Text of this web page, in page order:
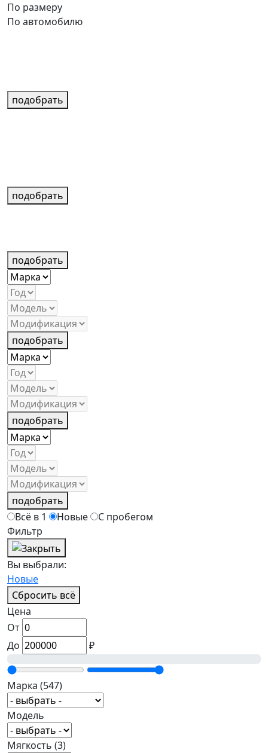
По размеру
По автомобилю
подобрать
подобрать
подобрать
подобрать
подобрать
подобрать
Всё в 1
Новые
С пробегом
Фильтр
Вы выбрали:
Новые
Сбросить всё
Цена
От
До
₽
Марка (547)
Модель
Мягкость (3)